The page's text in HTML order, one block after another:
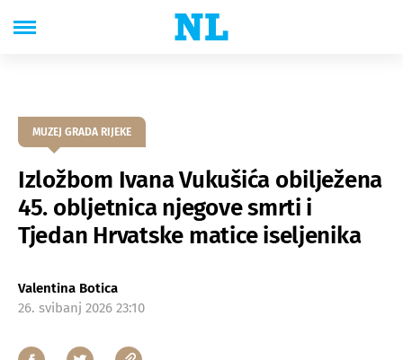
MUZEJ GRADA RIJEKE
Izložbom Ivana Vukušića obilježena
45. obljetnica njegove smrti i
Tjedan Hrvatske matice iseljenika
Valentina Botica
26. svibanj 2026 23:10